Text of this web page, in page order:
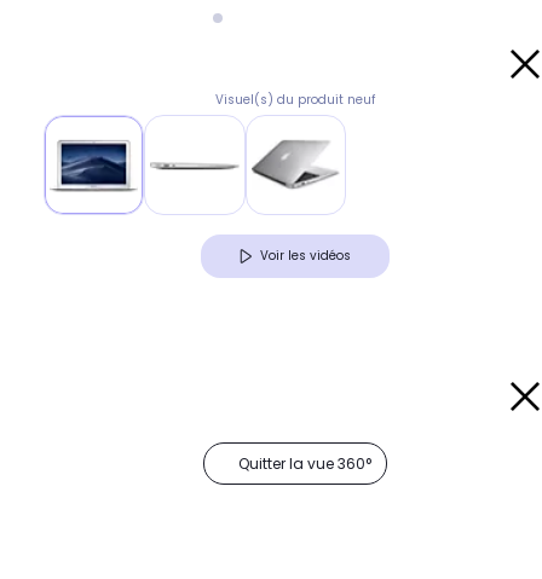
Visuel(s) du produit neuf
Voir les vidéos
Quitter la vue 360°